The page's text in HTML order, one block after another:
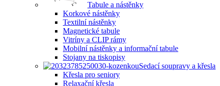
Tabule a nástěnky
Korkové nástěnky
Textilní nástěnky
Magnetické tabule
Vitríny a CLIP rámy
Mobilní nástěnky a informační tabule
Stojany na tiskopisy
Sedací soupravy a křesla
Křesla pro seniory
Relaxační křesla